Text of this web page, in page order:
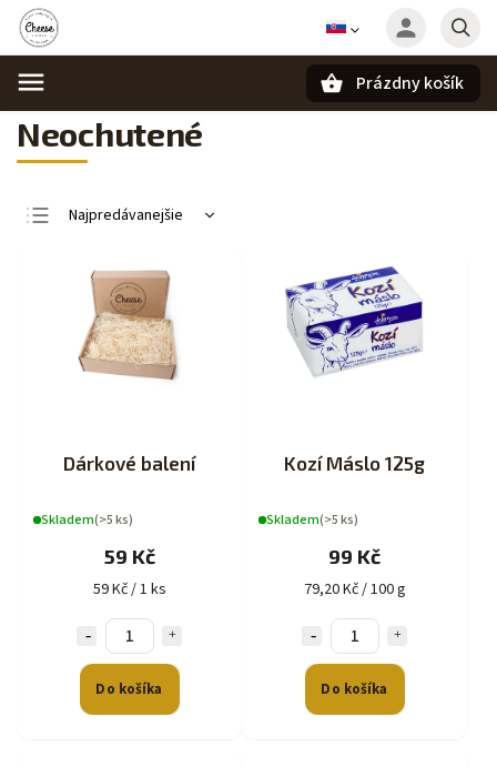
Hľadať
Prázdny košík
Neochutené
Najpredávanejšie
Najdrahšie
Abecedne
Dárkové balení
Skladem(>5 ks)
59 Kč
59 Kč / 1 ks
Do košíka
Kozí Máslo 125g
Skladem(>5 ks)
99 Kč
79,20 Kč / 100 g
Do košíka